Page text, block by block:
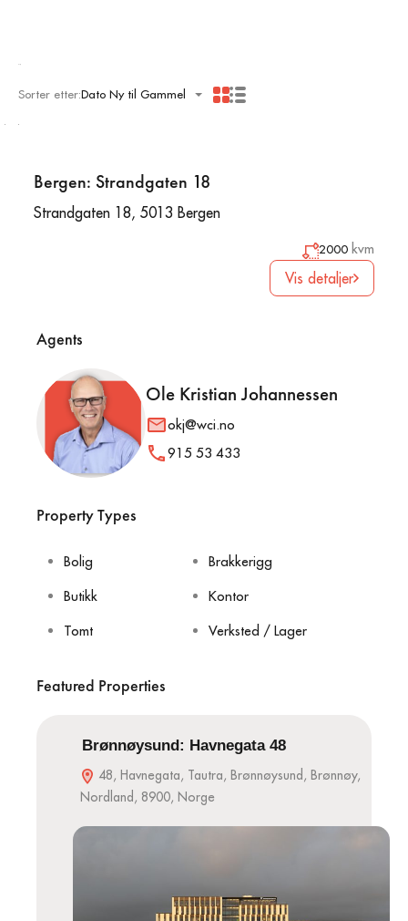
Sorter etter:Dato Ny til Gammel
Bergen: Strandgaten 18
Strandgaten 18, 5013 Bergen
2000 kvm
Vis detaljer
Agents
Ole Kristian Johannessen
okj@wci.no
915 53 433
Property Types
Bolig
Brakkerigg
Butikk
Kontor
Tomt
Verksted / Lager
Featured Properties
Brønnøysund: Havnegata 48
48, Havnegata, Tautra, Brønnøysund, Brønnøy,
Nordland, 8900, Norge